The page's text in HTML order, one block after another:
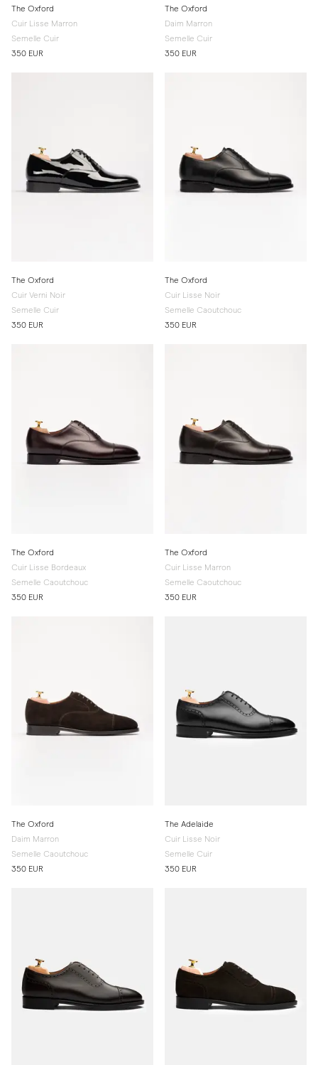
The Oxford
Cuir Lisse Marron
Semelle Cuir
350 EUR
The Oxford
Daim Marron
Semelle Cuir
350 EUR
The Oxford
Cuir Verni Noir
Semelle Cuir
350 EUR
The Oxford
Cuir Lisse Noir
Semelle Caoutchouc
350 EUR
The Oxford
Cuir Lisse Bordeaux
Semelle Caoutchouc
350 EUR
The Oxford
Cuir Lisse Marron
Semelle Caoutchouc
350 EUR
The Oxford
Daim Marron
Semelle Caoutchouc
350 EUR
The Adelaide
Cuir Lisse Noir
Semelle Cuir
350 EUR